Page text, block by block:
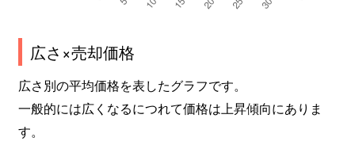
広さ×売却価格
広さ別の平均価格を表したグラフです。
一般的には広くなるにつれて価格は上昇傾向にありま
す。